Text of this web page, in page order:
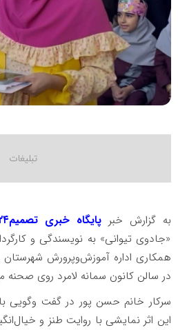
به گزارش خبر پایگاه خبری تصمیم۲۴
«جادوی تیوانی» به نویسندگی و
در سالن کانون سمانه لامرد روی صحنه
سرکار خانم حسن پور در گفت وگویی با
این اثر نمایشی با روایت طنز و